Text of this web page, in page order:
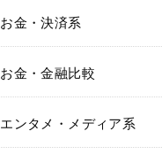
お金・決済系
お金・金融比較
エンタメ・メディア系